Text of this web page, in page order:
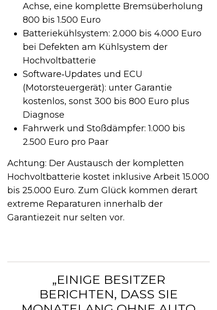
Achse, eine komplette Brems­überholung
800 bis 1.500 Euro
Batteriekühlsystem: 2.000 bis 4.000 Euro
bei Defekten am Kühlsystem der
Hochvoltbatterie
Software‑Updates und ECU
(Motorsteuergerät): unter Garantie
kostenlos, sonst 300 bis 800 Euro plus
Diagnose
Fahrwerk und Stoßdämpfer: 1.000 bis
2.500 Euro pro Paar
Achtung: Der Austausch der kompletten
Hochvoltbatterie kostet inklusive Arbeit 15.000
bis 25.000 Euro. Zum Glück kommen derart
extreme Reparaturen innerhalb der
Garantiezeit nur selten vor.
„EINIGE BESITZER
BERICHTEN, DASS SIE